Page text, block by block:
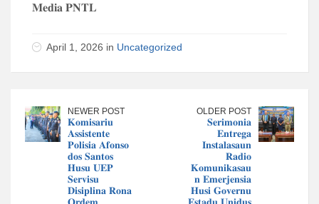
𝐌𝐞𝐝𝐢𝐚 𝐏𝐍𝐓𝐋
April 1, 2026 in Uncategorized
NEWER POST
𝐊𝐨𝐦𝐢𝐬𝐚𝐫𝐢𝐮
𝐀𝐬𝐬𝐢𝐬𝐭𝐞𝐧𝐭𝐞
𝐏𝐨𝐥𝐢𝐬𝐢𝐚 𝐀𝐟𝐨𝐧𝐬𝐨
𝐝𝐨𝐬 𝐒𝐚𝐧𝐭𝐨𝐬
𝐇𝐮𝐬𝐮 𝐔𝐄𝐏
𝐒𝐞𝐫𝐯𝐢𝐬𝐮
𝐃𝐢𝐬𝐢𝐩𝐥𝐢𝐧𝐚 𝐑𝐨𝐧𝐚
OLDER POST
𝐒𝐞𝐫𝐢𝐦𝐨𝐧𝐢𝐚
𝐄𝐧𝐭𝐫𝐞𝐠𝐚
𝐈𝐧𝐬𝐭𝐚𝐥𝐚𝐬𝐚𝐮𝐧
𝐑𝐚𝐝𝐢𝐨
𝐊𝐨𝐦𝐮𝐧𝐢𝐤𝐚𝐬𝐚𝐮
𝐧 𝐄𝐦𝐞𝐫𝐣𝐞𝐧𝐬𝐢𝐚
𝐇𝐮𝐬𝐢 𝐆𝐨𝐯𝐞𝐫𝐧𝐮